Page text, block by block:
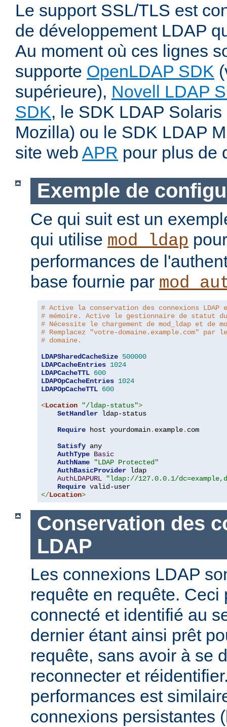
Le support SSL/TLS est
de développement LDAP
Au moment où ces lignes
supporte OpenLDAP SDK
supérieure), Novell LDAP
SDK, le SDK LDAP
Mozilla) ou le SDK LDAP
site web APR pour plus de
Exemple de
Ce qui suit est un
qui utilise mod_ldap
performances de
base fournie par
# Active la conservation des connexions LDAP
# mémoire. Active le gestionnaire de statut du
# Nécessite le chargement de mod_ldap et de
# Remplacez "votre-domaine.example.com" par
# domaine.
LDAPSharedCacheSize 500000
LDAPCacheEntries 1024
LDAPCacheTTL 600
LDAPOpCacheEntries 1024
LDAPOpCacheTTL 600
<Location "/ldap-status">
SetHandler ldap-status
Require host yourdomain. example. com
Satisfy any
AuthType Basic
AuthName
"LDAP Protected"
AuthBasicProvider ldap
AuthLDAPURL
"ldap://127.0.0.1/
Require
</Location>
Conservation des
LDAP
Les connexions LDAP
requête en requête. Ceci
connecté et identifié au
dernier étant ainsi prêt
requête, sans avoir à se
reconnecter et
performances est
connexions persistantes